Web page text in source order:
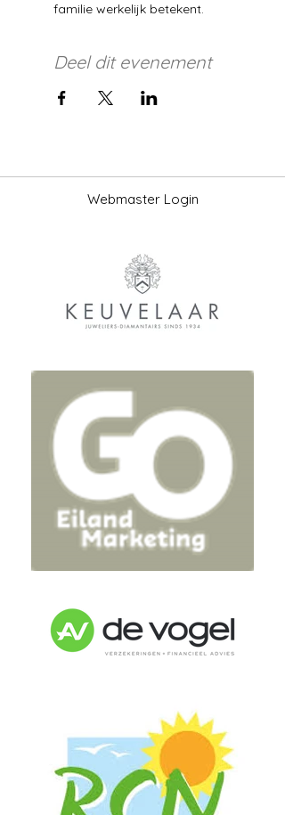
familie werkelijk betekent.
Deel dit evenement
Webmaster Login